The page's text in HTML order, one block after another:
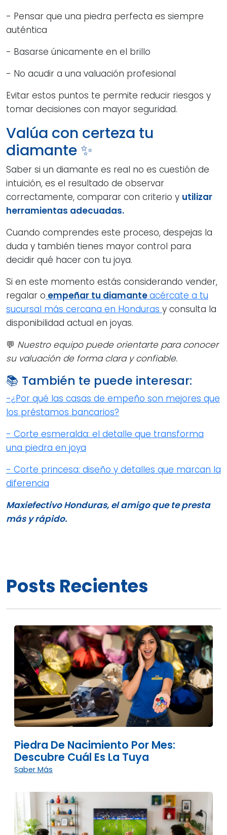
- Pensar que una piedra perfecta es siempre
auténtica
- Basarse únicamente en el brillo
- No acudir a una valuación profesional
Evitar estos puntos te permite reducir riesgos y
tomar decisiones con mayor seguridad.
Valúa con certeza tu
diamante ✨
Saber si un diamante es real no es cuestión de
intuición, es el resultado de observar
correctamente, comparar con criterio y utilizar
herramientas adecuadas.
Cuando comprendes este proceso, despejas la
duda y también tienes mayor control para
decidir qué hacer con tu joya.
Si en este momento estás considerando vender,
regalar o empeñar tu diamanteacércate a tu
sucursal más cercana en Honduras y consulta la
disponibilidad actual en joyas.
💬 Nuestro equipo puede orientarte para conocer
su valuación de forma clara y confiable.
📚 También te puede interesar:
-¿Por qué las casas de empeño son mejores que
los préstamos bancarios?
- Corte esmeralda: el detalle que transforma
una piedra en joya
- Corte princesa: diseño y detalles que marcan la
diferencia
Maxiefectivo Honduras, el amigo que te presta
más y rápido.
Posts Recientes
Piedra De Nacimiento Por Mes:
Descubre Cuál Es La Tuya
Saber Más